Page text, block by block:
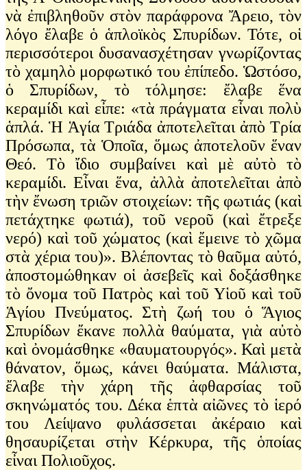
νὰ ἐπιβληθοῦν στὸν παράφρονα Ἄρειο, τὸν
λόγο ἔλαβε ὁ ἁπλοϊκὸς Σπυρίδων. Τότε, οἱ
περισσότεροι δυσανασχέτησαν γνωρίζοντας
τὸ χαμηλὸ μορφωτικό του ἐπίπεδο. Ὡστόσο,
ὁ Σπυρίδων, τὸ τόλμησε: ἔλαβε ἕνα
κεραμίδι καὶ εἶπε: «τὰ πράγματα εἶναι πολὺ
ἁπλά. Ἡ Ἁγία Τριάδα ἀποτελεῖται ἀπὸ Τρία
Πρόσωπα, τὰ Ὁποῖα, ὅμως ἀποτελοῦν ἕναν
Θεό. Τὸ ἴδιο συμβαίνει καὶ μὲ αὐτὸ τὸ
κεραμίδι. Εἶναι ἕνα, ἀλλὰ ἀποτελεῖται ἀπὸ
τὴν ἔνωση τριῶν στοιχείων: τῆς φωτιάς (καὶ
πετάχτηκε φωτιά), τοῦ νεροῦ (καὶ ἔτρεξε
νερό) καὶ τοῦ χώματος (καὶ ἔμεινε τὸ χῶμα
στὰ χέρια του)». Βλέποντας τὸ θαῦμα αὐτό,
ἀποστομώθηκαν οἱ ἀσεβεῖς καὶ δοξάσθηκε
τὸ ὄνομα τοῦ Πατρὸς καὶ τοῦ Υἱοῦ καὶ τοῦ
Ἁγίου Πνεύματος. Στὴ ζωή του ὁ Ἅγιος
Σπυρίδων ἔκανε πολλὰ θαύματα, γιὰ αὐτὸ
καὶ ὀνομάσθηκε «θαυματουργός». Καὶ μετὰ
θάνατον, ὅμως, κάνει θαύματα. Μάλιστα,
ἔλαβε τὴν χάρη τῆς ἀφθαρσίας τοῦ
σκηνώματός του. Δέκα ἑπτὰ αἰῶνες τὸ ἱερό
του Λείψανο φυλάσσεται ἀκέραιο καὶ
θησαυρίζεται στὴν Κέρκυρα, τῆς ὁποίας
εἶναι Πολιοῦχος.